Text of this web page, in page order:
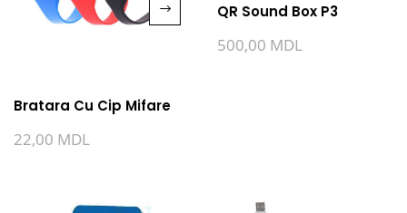
Bratara Cu Cip Mifare
22,00 MDL
QR Sound Box P3
500,00 MDL